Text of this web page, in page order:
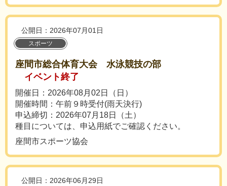
公開日：2026年07月01日
スポーツ
座間市総合体育大会 水泳競技の部
イベント終了
開催日：2026年08月02日（日）
開催時間：午前９時受付(雨天決行)
申込締切：2026年07月18日（土）
種目については、申込用紙でご確認ください。
座間市スポーツ協会
公開日：2026年06月29日